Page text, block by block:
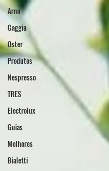
Arno
Gaggia
Oster
Produtos
Nespresso
TRES
Electrolux
Guias
Melhores
Bialetti